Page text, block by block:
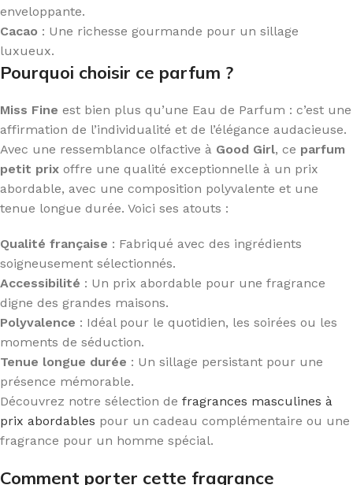
enveloppante.
Cacao : Une richesse gourmande pour un sillage
luxueux.
Pourquoi choisir ce parfum ?
Miss Fine est bien plus qu’une Eau de Parfum : c’est une
affirmation de l’individualité et de l’élégance audacieuse.
Avec une ressemblance olfactive à Good Girl, ce parfum
petit prix offre une qualité exceptionnelle à un prix
abordable, avec une composition polyvalente et une
tenue longue durée. Voici ses atouts :
Qualité française : Fabriqué avec des ingrédients
soigneusement sélectionnés.
Accessibilité : Un prix abordable pour une fragrance
digne des grandes maisons.
Polyvalence : Idéal pour le quotidien, les soirées ou les
moments de séduction.
Tenue longue durée : Un sillage persistant pour une
présence mémorable.
Découvrez notre sélection de fragrances masculines à
prix abordables pour un cadeau complémentaire ou une
fragrance pour un homme spécial.
Comment porter cette fragrance